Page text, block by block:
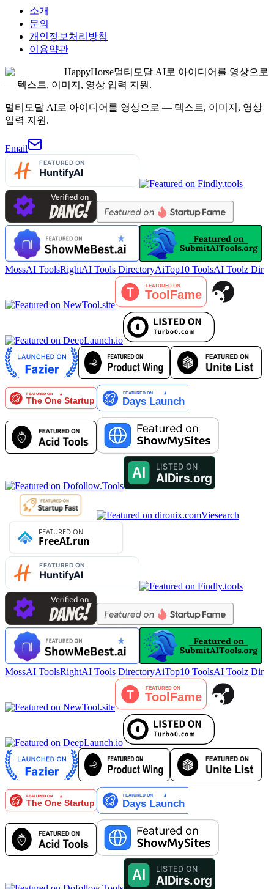
소개
문의
개인정보처리방침
이용약관
HappyHorse멀티모달 AI로 아이디어를 영상으로
— 텍스트, 이미지, 영상 입력 지원.
멀티모달 AI로 아이디어를 영상으로 — 텍스트, 이미지, 영상
입력 지원.
Email
MossAI ToolsRightAI Tools DirectoryAiTop10 ToolsAI Toolz Dir
Viesearch
MossAI ToolsRightAI Tools DirectoryAiTop10 ToolsAI Toolz Dir